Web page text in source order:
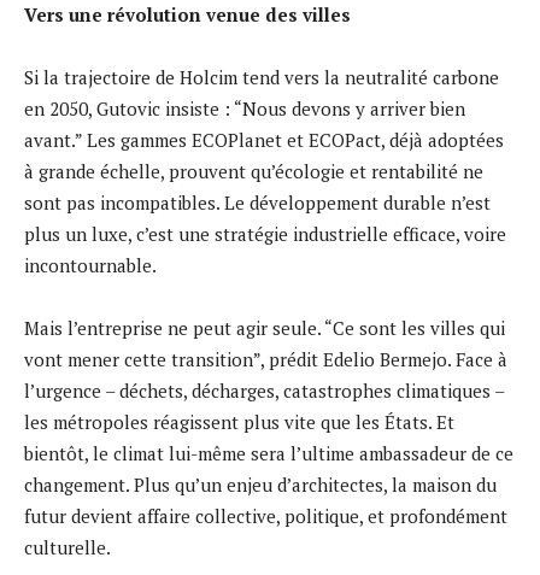
Vers une révolution venue des villes
Si la trajectoire de Holcim tend vers la neutralité carbone
en 2050, Gutovic insiste : “Nous devons y arriver bien
avant.” Les gammes ECOPlanet et ECOPact, déjà adoptées
à grande échelle, prouvent qu’écologie et rentabilité ne
sont pas incompatibles. Le développement durable n’est
plus un luxe, c’est une stratégie industrielle efficace, voire
incontournable.
Mais l’entreprise ne peut agir seule. “Ce sont les villes qui
vont mener cette transition”, prédit Edelio Bermejo. Face à
l’urgence – déchets, décharges, catastrophes climatiques –
les métropoles réagissent plus vite que les États. Et
bientôt, le climat lui-même sera l’ultime ambassadeur de ce
changement. Plus qu’un enjeu d’architectes, la maison du
futur devient affaire collective, politique, et profondément
culturelle.